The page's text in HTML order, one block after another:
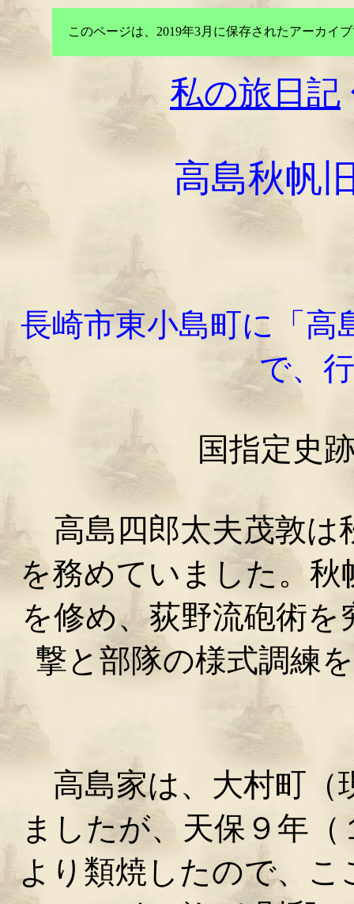
このページは、2019年3月に保存されたアーカイ
私の旅日記
高島秋帆
長崎市東小島町に「高
で、
国指定史
高島四郎太夫茂敦は
を務めていました。
を修め、荻野流砲術
撃と部隊の様式調練
高島家は、大村町（
ましたが、天保９年
より類焼したので、こ